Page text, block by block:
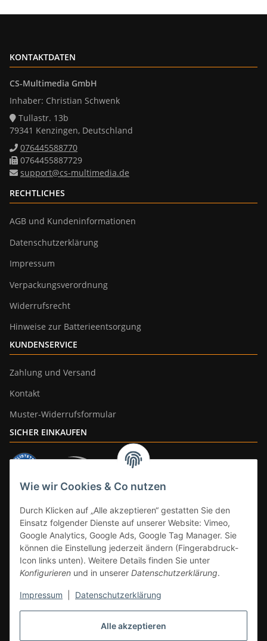
Alle akzeptieren
Wie wir Cookies & Co nutzen
Durch Klicken auf „Alle akzeptieren“ gestatten Sie den
Einsatz folgender Dienste auf unserer Website: Vimeo,
Google Analytics, Google Ads, Google Tag Manager. Sie
können die Einstellung jederzeit ändern (Fingerabdruck-
Icon links unten). Weitere Details finden Sie unter
Konfigurieren und in unserer Datenschutzerklärung.
Impressum Datenschutzerklärung
KONTAKTDATEN
CS-Multimedia GmbH
Inhaber: Christian Schwenk
Tullastr. 13b
79341 Kenzingen, Deutschland
076445588770
0764455887729
support@cs-multimedia.de
RECHTLICHES
AGB und Kundeninformationen
Datenschutzerklärung
Impressum
Verpackungsverordnung
Widerrufsrecht
Hinweise zur Batterieentsorgung
KUNDENSERVICE
Zahlung und Versand
Kontakt
Muster-Widerrufsformular
SICHER EINKAUFEN
* Alle Preise inkl. gesetzlicher Mwst., zzgl.Versand
DE, gilt nicht für Großgeräte per Spedition). Artikel mit 0% MwSt. (gem. §